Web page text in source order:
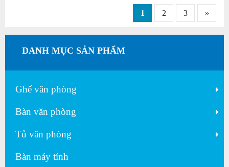
1 2 3 »
DANH MỤC SẢN PHẨM
Ghế văn phòng
Bàn văn phòng
Tủ văn phòng
Bàn máy tính